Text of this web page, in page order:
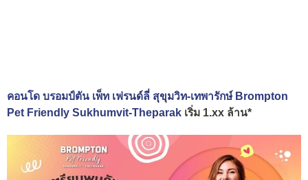
คอนโด บรอมป์ตัน เพ็ท เฟรนด์ลี่ สุขุมวิท-เทพารักษ์ Brompton
Pet Friendly Sukhumvit-Theparak เริ่ม 1.xx ล้าน*